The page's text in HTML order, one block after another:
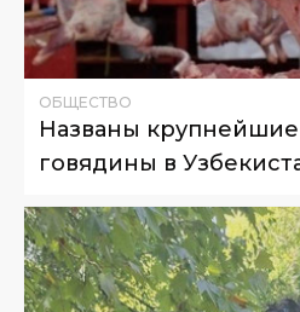
ОБЩЕСТВО
Названы
говядины в